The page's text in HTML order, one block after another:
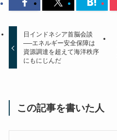
日インドネシア首脳会談
──エネルギー安全保障は
資源調達を超えて海洋秩序
にもにじんだ
この記事を書いた人